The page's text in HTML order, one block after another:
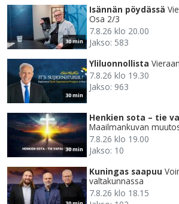
30 min
Isännän pöydässä
Osa 2/3
7.8.26 klo 20.00
Jakso: 583
30 min
Yliluonnollista
7.8.26 klo 19.30
Jakso: 963
30 min
Henkien sota – tie
Maailmankuvan
7.8.26 klo 19.00
Jakso: 10
Kuningas saapuu
valtakunnassa
7.8.26 klo 18.15